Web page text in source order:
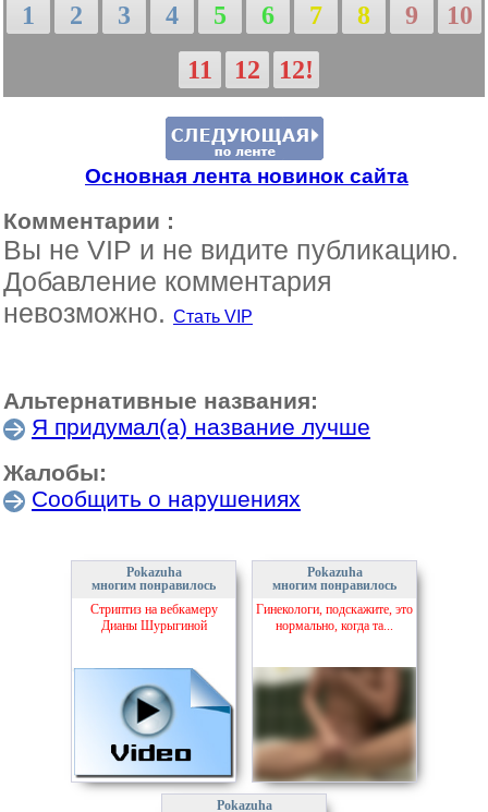
1 2 3 4 5 6 7 8 9
10
11
12 12!
Основная лента новинок сайта
Комментарии :
Вы не VIP и не видите публикацию.
Добавление комментария
невозможно. Стать VIP
Альтернативные названия:
Я придумал(а) название лучше
Жалобы:
Сообщить о нарушениях
Pokazuha
многим понравилось
Стриптиз на вебкамеру
Дианы Шурыгиной
Pokazuha
многим понравилось
Гинекологи, подскажите, это
нормально, когда та...
Pokazuha